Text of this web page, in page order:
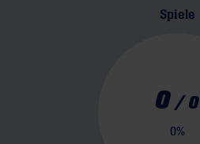
Spiele
0/ 0
0%